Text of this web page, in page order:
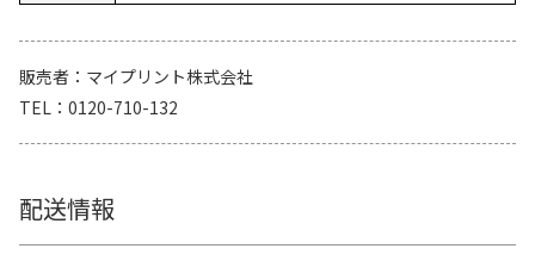
販売者
マイプリント株式会社
TEL
0120-710-132
配送情報